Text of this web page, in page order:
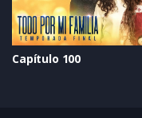
Capítulo 100